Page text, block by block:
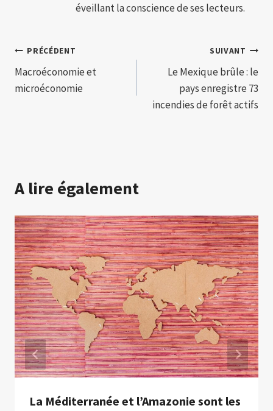
éveillant la conscience de ses lecteurs.
Navigation
de
PRÉCÉDENT
Macroéconomie et
microéconomie
SUIVANT
Le Mexique brûle : le
pays enregistre 73
incendies de forêt actifs
A lire également
La Méditerranée et l’Amazonie sont les